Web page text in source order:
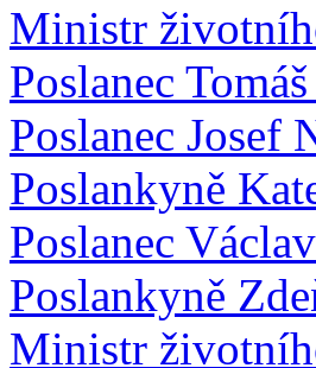
Ministr
Poslanec
Poslanec Josef
Poslankyně
Poslanec
Poslankyně
Ministr